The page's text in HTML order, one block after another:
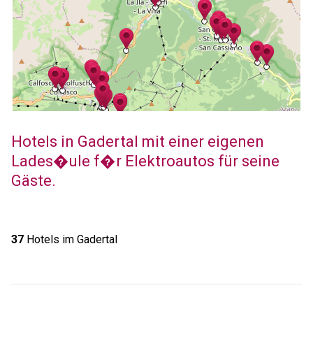
Hotels in Gadertal mit einer eigenen
Lades�ule f�r Elektroautos für seine
Gäste.
37Hotels im Gadertal